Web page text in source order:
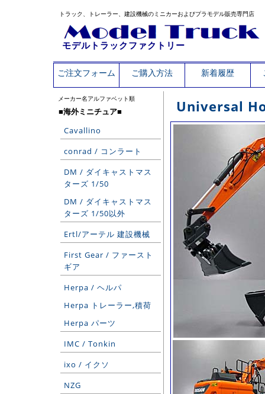
トラック、トレーラー、建設機械のミニカーおよびプラモデル販売専門店
モデルトラックファクトリー
ご注文フォーム ご購入方法 新着履歴
メーカー名アルファベット順
■海外ミニチュア■
Cavallino
conrad / コンラート
DM / ダイキャストマス
ターズ 1/50
DM / ダイキャストマス
ターズ 1/50以外
Ertl/アーテル 建設機械
First Gear / ファースト
ギア
Herpa / ヘルパ
Herpa トレーラー,積荷
Herpa パーツ
IMC / Tonkin
ixo / イクソ
NZG
Universal